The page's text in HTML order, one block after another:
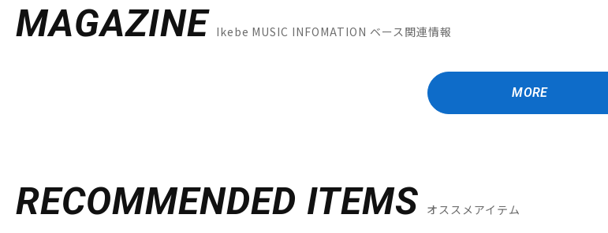
MAGAZINE Ikebe MUSIC INFOMATION ベース関連情報
MORE
RECOMMENDED ITEMS オススメアイテム